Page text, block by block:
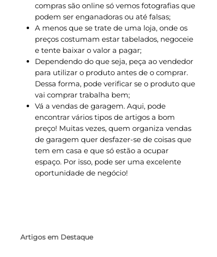
compras são online só vemos fotografias que
podem ser enganadoras ou até falsas;
A menos que se trate de uma loja, onde os
preços costumam estar tabelados, negoceie
e tente baixar o valor a pagar;
Dependendo do que seja, peça ao vendedor
para utilizar o produto antes de o comprar.
Dessa forma, pode verificar se o produto que
vai comprar trabalha bem;
Vá a vendas de garagem. Aqui, pode
encontrar vários tipos de artigos a bom
preço! Muitas vezes, quem organiza vendas
de garagem quer desfazer-se de coisas que
tem em casa e que só estão a ocupar
espaço. Por isso, pode ser uma excelente
oportunidade de negócio!
Artigos em Destaque